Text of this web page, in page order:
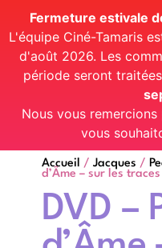
Fermeture estivale
L'équipe Ciné-Tamaris
d'août 2026. Les
période seront
Nous vous
vous
Accueil / Jacques /
d’Âme – sur les
DVD –